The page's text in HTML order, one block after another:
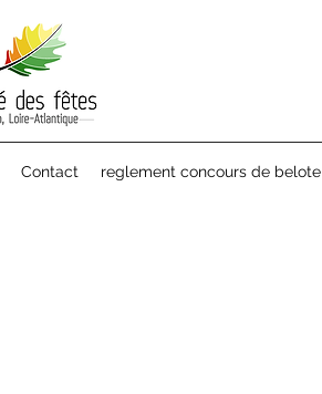
Contact reglement concours de belote